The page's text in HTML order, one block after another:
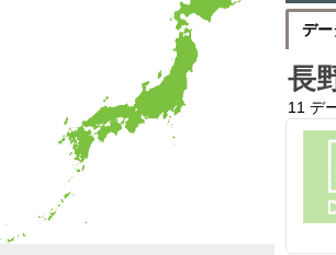
デー
長
11 デ